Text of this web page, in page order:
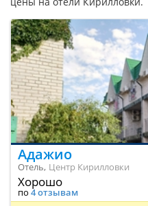
Адажио
Отель, Центр Кирилловки
Хорошо
по 4 отзывам